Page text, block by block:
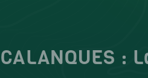
CALANQUES